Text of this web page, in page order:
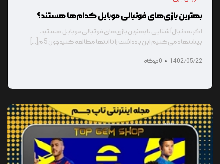
بهترین بازی‌های فوتبالی موبایل کدام‌ها هستند؟
اگر به دنبال آشنایی با بهترین بازی‌های فوتبالی موبایل هستید،
پیشنهاد می‌کنیم این یادداشت را تا انتها مطالعه کنید چون 5 م[...]
1402/05/22 0 دیدگاه